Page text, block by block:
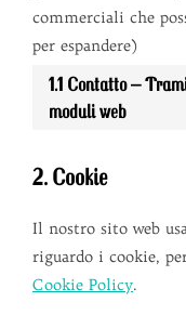
commerciali che
per espandere)
1.1 Contatto –
moduli web
2. Cookie
Il nostro sito web
riguardo i cookie,
Cookie Policy.